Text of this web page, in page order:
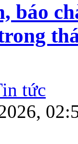
báo
tức